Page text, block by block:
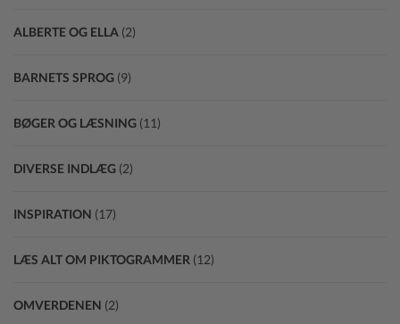
ALBERTE OG ELLA (2)
BARNETS SPROG (9)
BØGER OG LÆSNING (11)
DIVERSE INDLÆG (2)
INSPIRATION (17)
LÆS ALT OM PIKTOGRAMMER (12)
OMVERDENEN (2)